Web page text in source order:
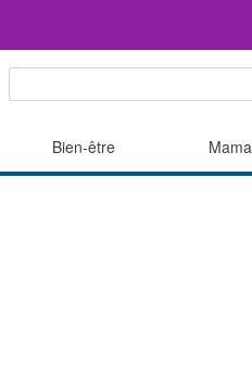
Bien-être